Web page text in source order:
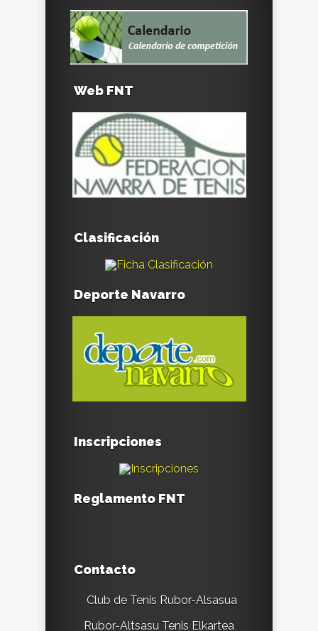
Web FNT
Clasificación
Deporte Navarro
Inscripciones
Reglamento FNT
Contacto
Club de Tenis Rubor-Alsasua
Rubor-Altsasu Tenis Elkartea